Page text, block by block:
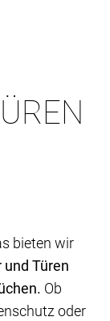
bieten wir
und Türen
Ob
oder